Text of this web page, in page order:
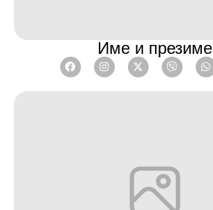
Име и презиме